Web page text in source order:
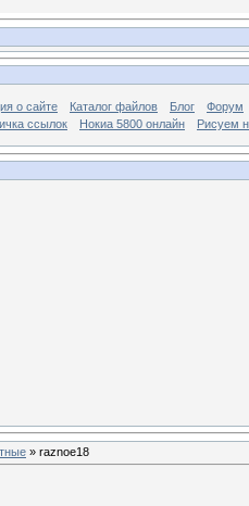
о сайте Каталог файлов Блог
Форум
ссылок Нокиа 5800 онлайн Рисуем
» raznoe18